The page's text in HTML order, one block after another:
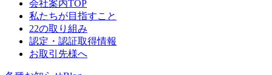
会社案内TOP
私たちが目指すこと
22の取り組み
認定・認証取得情報
お取引先様へ